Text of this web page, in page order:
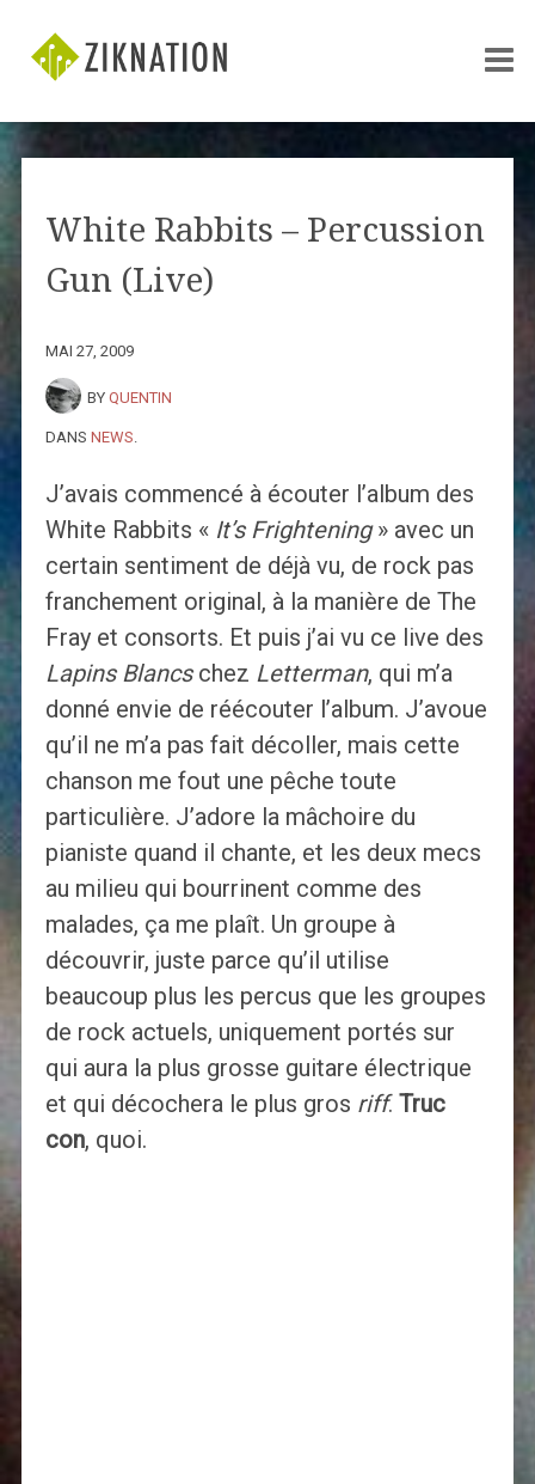
White Rabbits – Percussion
Gun (Live)
MAI 27, 2009
BY QUENTIN
DANS NEWS
J’avais commencé à écouter l’album des
White Rabbits « It’s Frightening» avec un
certain sentiment de déjà vu, de rock pas
franchement original, à la manière de The
Fray et consorts. Et puis j’ai vu ce live des
Lapins Blancschez Letterman, qui m’a
donné envie de réécouter l’album. J’avoue
qu’il ne m’a pas fait décoller, mais cette
chanson me fout une pêche toute
particulière. J’adore la mâchoire du
pianiste quand il chante, et les deux mecs
au milieu qui bourrinent comme des
malades, ça me plaît. Un groupe à
découvrir, juste parce qu’il utilise
beaucoup plus les percus que les groupes
de rock actuels, uniquement portés sur
qui aura la plus grosse guitare électrique
et qui décochera le plus gros riff. Truc
con, quoi.